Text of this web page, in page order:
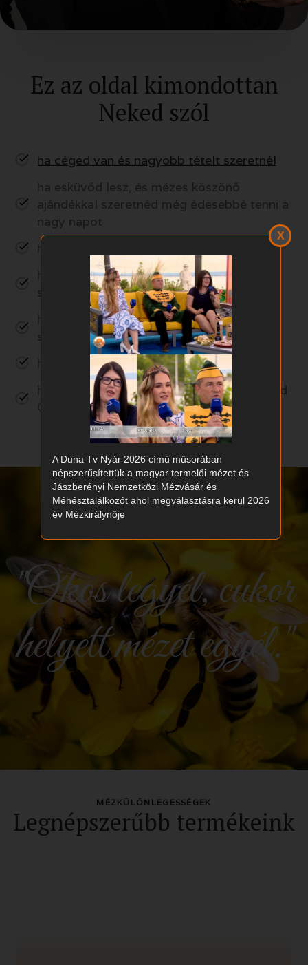
Ez az oldal kimondottan
Neked szól
ha céged van és nagyobb tételt szeretnél
ha esküvőd lesz, és mézes köszönő
ajándékkal szeretnéd még édesebbé tenni a
nagy napot
ha szeretsz egészséget ajándékozni
ha magyar termelőtől magyar terméket
szeretnél vásárolni
ha az adott termékről minél többet
szeretnél megtudni
ha szeretnél egyedit adni
ha te is Lilla vagy, vagy van Lilla ismerősöd
😊
"Okos legyél, cukor
helyett mézet egyél."
MÉZKÜLÖNLEGESSÉGEK
Legnépszerűbb termékeink
X
A Duna Tv Nyár 2026 című műsorában
népszerűsítettük a magyar termelői mézet és
Jászberényi Nemzetközi Mézvásár és
Méhésztalálkozót ahol megválasztásra kerül 2026
év Mézkirálynője